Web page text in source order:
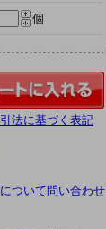
個
法に基づく表記
ついて問い合わせ